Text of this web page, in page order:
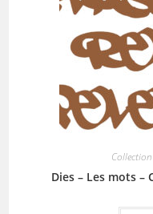
Dies – Les mots –